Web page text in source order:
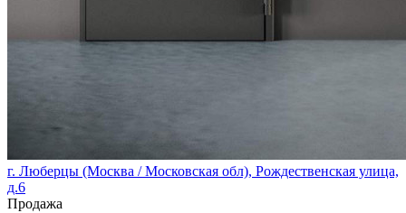
г. Люберцы (Москва / Московская обл), Рождественская улица,
д.6
Продажа